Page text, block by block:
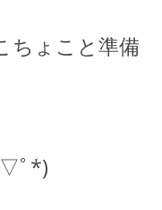
ちょこと準備
▽ﾟ*)